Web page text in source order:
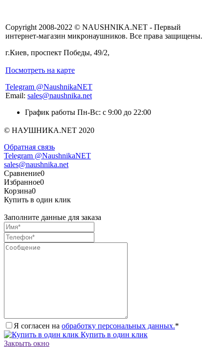
Copyright 2008-2022 © NAUSHNIKA.NET - Первый
интернет-магазин микронаушников. Все права защищены.
г.Киев, проспект Победы, 49/2,
Посмотреть на карте
Telegram @NaushnikaNET
Email: sales@naushnika.net
График работы Пн-Вс: с 9:00 до 22:00
© НАУШНИКА.NET 2020
Обратная связь
Telegram @NaushnikaNET
sales@naushnika.net
Сравнение0
Избранное0
Корзина0
Купить в один клик
Заполните данные для заказа
Я согласен на обработку персональных данных.*
Купить в один клик
Закрыть окно